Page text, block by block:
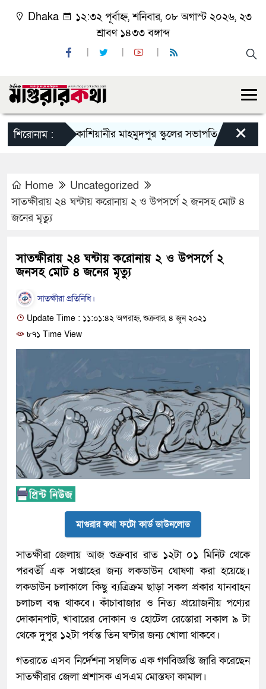
Dhaka
১২:৩২ পূর্বাহ্ন, শনিবার, ০৮ অগাস্ট ২০২৬, ২৩
শ্রাবণ ১৪৩৩ বঙ্গাব্দ
শিরোনাম : কাশিয়ানীর মাহমুদপুর স্কুলের সভাপতি হলেন গোবিন্দ
×
Home
Uncategorized
সাতক্ষীরায় ২৪ ঘন্টায় করোনায় ২ ও উপসর্গে ২ জনসহ মোট ৪
জনের মৃত্যু
সাতক্ষীরায় ২৪ ঘন্টায় করোনায় ২ ও উপসর্গে ২
জনসহ মোট ৪ জনের মৃত্যু
সাতক্ষীরা প্রতিনিধি।
Update Time : ১১:০১:৪২ অপরাহ্ন, শুক্রবার, ৪ জুন ২০২১
৮৭১ Time View
মাগুরার কথা ফটো কার্ড ডাউনলোড
সাতক্ষীরা জেলায় আজ শুক্রবার রাত ১২টা ০১ মিনিট থেকে
পরবর্তী এক সপ্তাহের জন্য লকডাউন ঘোষণা করা হয়েছে।
লকডাউন চলাকালে কিছু ব্যত্রিক্রম ছাড়া সকল প্রকার যানবাহন
চলাচল বন্ধ থাকবে। কাঁচাবাজার ও নিত্য প্রয়োজনীয় পণ্যের
দোকানপাট, খাবারের দোকান ও হোটেল রেস্তোরা সকাল ৯ টা
থেকে দুপুর ১২টা পর্যন্ত তিন ঘন্টার জন্য খোলা থাকবে।
গতরাতে এসব নির্দেশনা সম্বলিত এক গণবিজ্ঞপ্তি জারি করেছেন
সাতক্ষীরার জেলা প্রশাসক এসএম মোস্তফা কামাল।